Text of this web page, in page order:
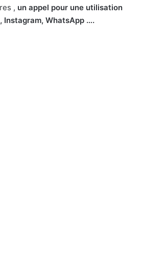
, un appel pour une utilisation
Instagram, WhatsApp ….